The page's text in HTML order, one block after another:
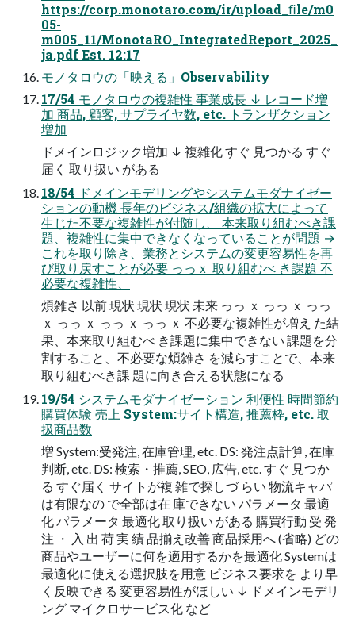
https://corp.monotaro.com/ir/upload_ﬁle/m0
05-
m005_11/MonotaRO_IntegratedReport_2025_
ja.pdf Est. 12:17
モノタロウの「映える」Observability
17/54 モノタロウの複雑性 事業成長 ↓ レコード増
加 商品, 顧客, サプライヤ数, etc. トランザクション
増加
ドメインロジック増加 ↓ 複雑化 すぐ 見つかる すぐ
届く 取り扱い がある
18/54 ドメインモデリングやシステムモダナイゼー
ションの動機 長年のビジネス/組織の拡大によって
生じた不要な複雑性が付随し、 本来取り組むべき課
題、複雑性に集中できなくなっていることが問題 →
これを取り除き、業務とシステムの変更容易性を再
び取り戻すことが必要 っっｘ 取り組むべ き課題 不
必要な複雑性、
煩雑さ 以前 現状 現状 現状 未来 っっ ｘ っっ ｘ っっ
ｘ っっ ｘ っっ ｘ っっ ｘ 不必要な複雑性が増え た結
果、本来取り組むべ き課題に集中できない 課題を分
割すること、不必要な煩雑さ を減らすことで、本来
取り組むべき課 題に向き合える状態になる
19/54 システムモダナイゼーション 利便性 時間節約
購買体験 売上 System:サイト構造, 推薦枠, etc. 取
扱商品数
増 System:受発注, 在庫管理, etc. DS: 発注点計算, 在庫
判断, etc. DS: 検索・推薦, SEO, 広告, etc. すぐ 見つか
る すぐ届く サイトが複 雑で探しづ らい 物流キャパ
は有限なの で全部は在 庫できない パラメータ 最適
化 パラメータ 最適化 取り扱い がある 購買行動 受 発
注 ・ 入 出 荷 実 績 品揃え改善 商品採用へ (省略) どの
商品やユーザーに何を適用するかを最適化 Systemは
最適化に使える選択肢を用意 ビジネス要求を より早
く反映できる 変更容易性がほしい ↓ ドメインモデリ
ング マイクロサービス化 など